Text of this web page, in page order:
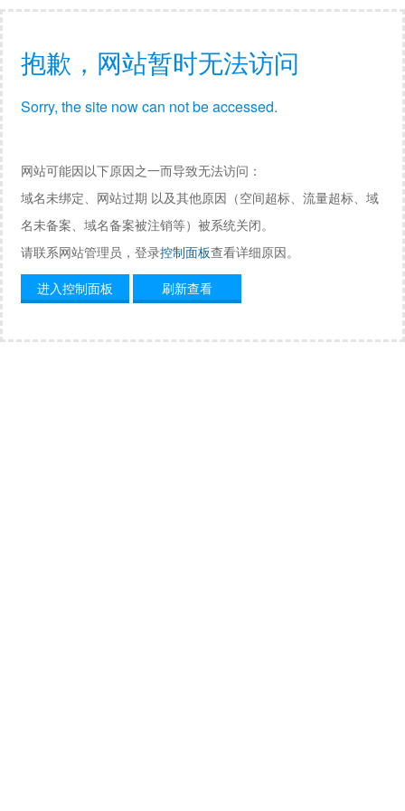
抱歉，网站暂时无法访问
Sorry, the site now can not be accessed.
网站可能因以下原因之一而导致无法访问：
域名未绑定、网站过期 以及其他原因（空间超标、流量超标、域
名未备案、域名备案被注销等）被系统关闭。
请联系网站管理员，登录控制面板查看详细原因。
进入控制面板
刷新查看